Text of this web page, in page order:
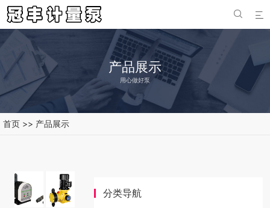


产品展示
用心做好泵
首页 >> 产品展示
分类导航